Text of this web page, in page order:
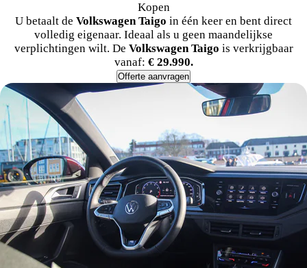
Kopen
U betaalt de Volkswagen Taigo in één keer en bent direct
volledig eigenaar. Ideaal als u geen maandelijkse
verplichtingen wilt. De Volkswagen Taigo is verkrijgbaar
vanaf: € 29.990.
Offerte aanvragen